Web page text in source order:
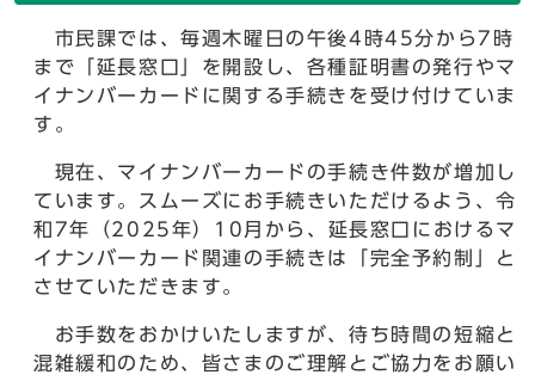
市民課では、毎週木曜日の午後4時45分から7時
まで「延長窓口」を開設し、各種証明書の発行やマ
イナンバーカードに関する手続きを受け付けていま
す。
現在、マイナンバーカードの手続き件数が増加し
ています。スムーズにお手続きいただけるよう、令
和7年（2025年）10月から、延長窓口におけるマ
イナンバーカード関連の手続きは「完全予約制」と
させていただきます。
お手数をおかけいたしますが、待ち時間の短縮と
混雑緩和のため、皆さまのご理解とご協力をお願い